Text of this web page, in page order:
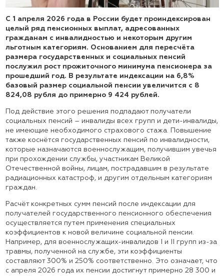
С 1 апреля 2026 года в России будет проиндексирован
целый ряд пенсионных выплат, адресованных
гражданам с инвалидностью и некоторым другим
льготным категориям. Основанием для пересчёта
размера государственных и социальных пенсий
послужил рост прожиточного минимума пенсионера за
прошедший год. В результате индексации на 6,8%
базовый размер социальной пенсии увеличится с 8
824,08 рубля до примерно 9 424 рублей.
Под действие этого решения подпадают получатели
социальных пенсий – инвалиды всех групп и дети-инвалиды,
не имеющие необходимого страхового стажа. Повышение
также коснётся государственных пенсий по инвалидности,
которые назначаются военнослужащим, получившим увечья
при прохождении службы, участникам Великой
Отечественной войны, лицам, пострадавшим в результате
радиационных катастроф, и другим отдельным категориям
граждан.
Расчёт конкретных сумм пенсий после индексации для
получателей государственного пенсионного обеспечения
осуществляется путем применения специальных
коэффициентов к новой величине социальной пенсии.
Например, для военнослужащих-инвалидов I и II групп из-за
травмы, полученной на службе, эти коэффициенты
составляют 300% и 250% соответственно. Это означает, что
с апреля 2026 года их пенсии достигнут примерно 28 300 и